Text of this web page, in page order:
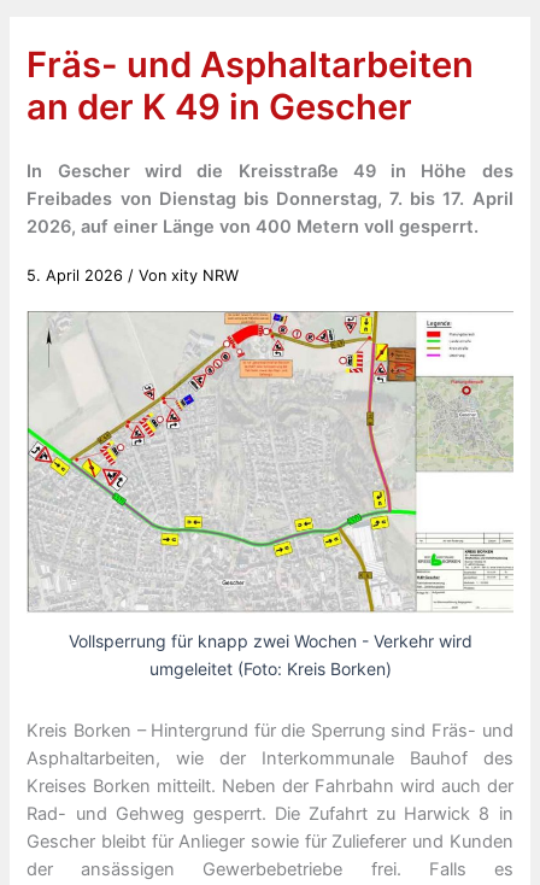
Fräs- und Asphaltarbeiten
an der K 49 in Gescher
In Gescher wird die Kreisstraße 49 in Höhe des
Freibades von Dienstag bis Donnerstag, 7. bis 17. April
2026, auf einer Länge von 400 Metern voll gesperrt.
5. April 2026 / Vonxity NRW
Vollsperrung für knapp zwei Wochen - Verkehr wird
umgeleitet (Foto: Kreis Borken)
Kreis Borken – Hintergrund für die Sperrung sind Fräs- und
Asphaltarbeiten, wie der Interkommunale Bauhof des
Kreises Borken mitteilt. Neben der Fahrbahn wird auch der
Rad- und Gehweg gesperrt. Die Zufahrt zu Harwick 8 in
Gescher bleibt für Anlieger sowie für Zulieferer und Kunden
der ansässigen Gewerbebetriebe frei. Falls es